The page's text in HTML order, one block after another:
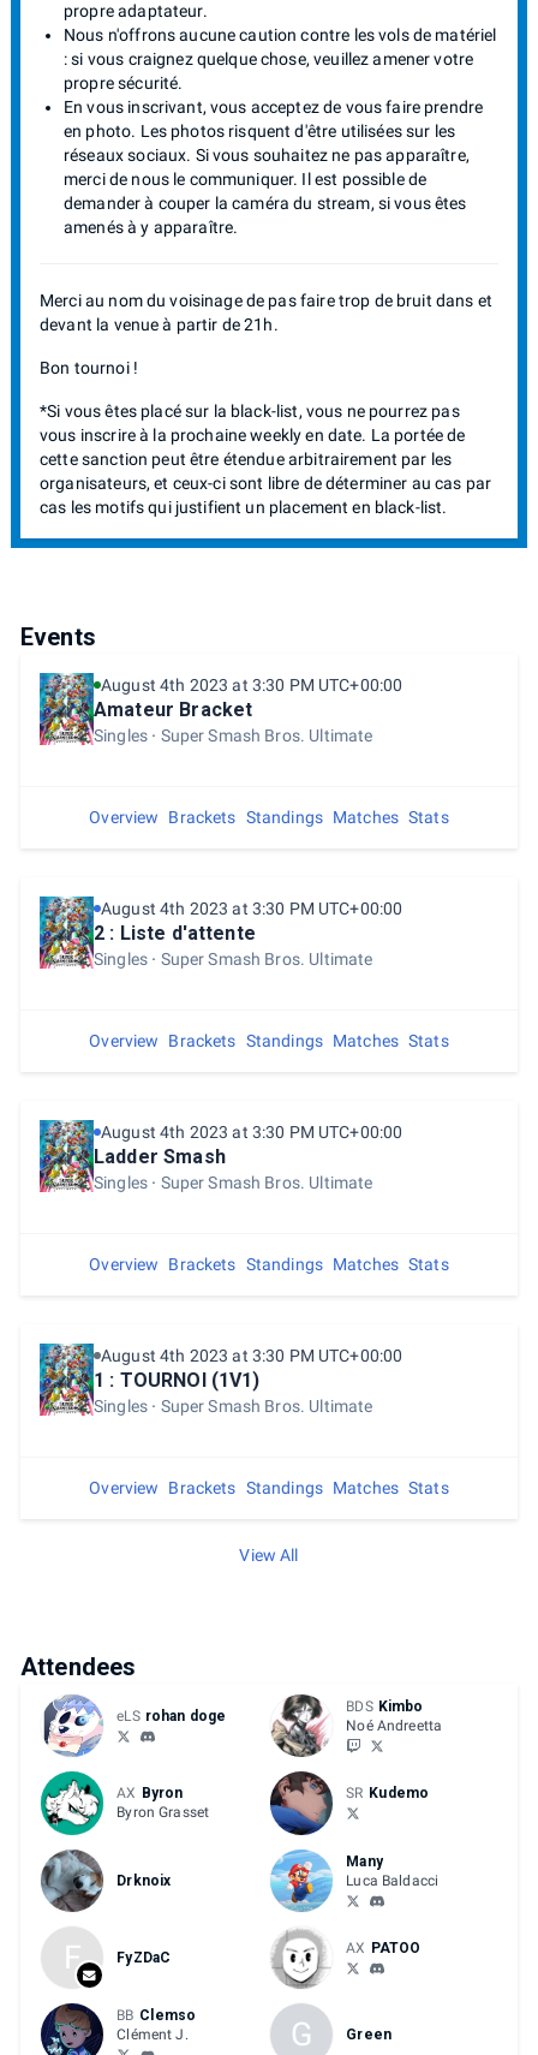
propre adaptateur.
Nous n'offrons aucune caution contre les vols de matériel
: si vous craignez quelque chose, veuillez amener votre
propre sécurité.
En vous inscrivant, vous acceptez de vous faire prendre
en photo. Les photos risquent d'être utilisées sur les
réseaux sociaux. Si vous souhaitez ne pas apparaître,
merci de nous le communiquer. Il est possible de
demander à couper la caméra du stream, si vous êtes
amenés à y apparaître.
Merci au nom du voisinage de pas faire trop de bruit dans et
devant la venue à partir de 21h.
Bon tournoi !
*Si vous êtes placé sur la black-list, vous ne pourrez pas
vous inscrire à la prochaine weekly en date. La portée de
cette sanction peut être étendue arbitrairement par les
organisateurs, et ceux-ci sont libre de déterminer au cas par
cas les motifs qui justifient un placement en black-list.
Events
August 4th 2023 at 3:30 PM UTC+00:00
Amateur Bracket
Singles Super Smash Bros. Ultimate
Overview Brackets Standings Matches Stats
August 4th 2023 at 3:30 PM UTC+00:00
2 : Liste d'attente
Singles Super Smash Bros. Ultimate
Overview Brackets Standings Matches Stats
August 4th 2023 at 3:30 PM UTC+00:00
Ladder Smash
Singles Super Smash Bros. Ultimate
Overview Brackets Standings Matches Stats
August 4th 2023 at 3:30 PM UTC+00:00
1 : TOURNOI (1V1)
Singles Super Smash Bros. Ultimate
Overview Brackets Standings Matches Stats
View All
Attendees
eLS rohan doge
BDS Kimbo
Noé Andreetta
AX Byron
Byron Grasset
SR Kudemo
Drknoix
Many
Luca Baldacci
F FyZDaC
AX PATOO
BB Clemso
Clément J.
G Green